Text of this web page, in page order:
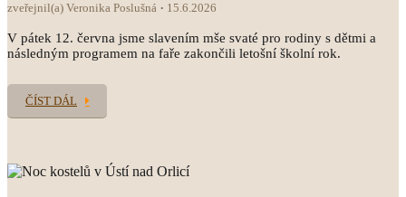
zveřejnil(a) Veronika Poslušná 15.6.2026
V pátek 12. června jsme slavením mše svaté pro rodiny s dětmi a
následným programem na faře zakončili letošní školní rok.
ČÍST DÁL